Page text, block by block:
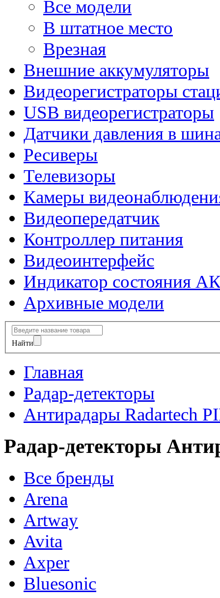
Все модели
В штатное место
Врезная
Внешние аккумуляторы
Видеорегистраторы
USB видеорегистраторы
Датчики давления в
Ресиверы
Телевизоры
Камеры
Видеопередатчик
Контроллер питания
Видеоинтерфейс
Индикатор состояния
Архивные модели
Найти
Главная
Радар-детекторы
Антирадары Radartech
Радар-детекторы
Все бренды
Arena
Artway
Avita
Axper
Bluesonic